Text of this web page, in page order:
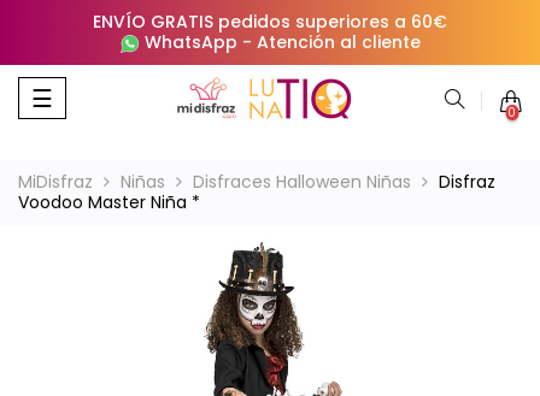
ENVÍO GRATIS pedidos superiores a 60€
WhatsApp - Atención al cliente
Navegación
de
☰ 0
MiDisfraz Niñas Disfraces Halloween Niñas
Disfraz
Voodoo Master Niña *